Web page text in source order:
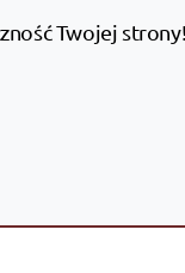
Twojej